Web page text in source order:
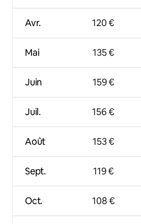
Avr.
Mai
Juin
Juil.
Août
Sept.
Oct.
120 €
135 €
159 €
156 €
153 €
119 €
108 €